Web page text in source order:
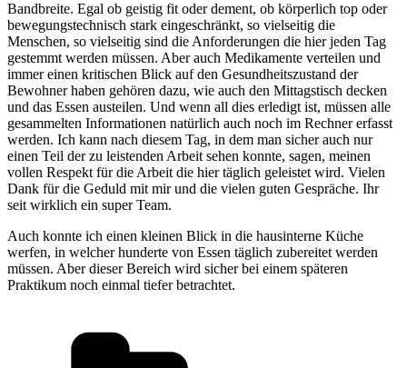
Bandbreite. Egal ob geistig fit oder dement, ob körperlich top oder
bewegungstechnisch stark eingeschränkt, so vielseitig die
Menschen, so vielseitig sind die Anforderungen die hier jeden Tag
gestemmt werden müssen. Aber auch Medikamente verteilen und
immer einen kritischen Blick auf den Gesundheitszustand der
Bewohner haben gehören dazu, wie auch den Mittagstisch decken
und das Essen austeilen. Und wenn all dies erledigt ist, müssen alle
gesammelten Informationen natürlich auch noch im Rechner erfasst
werden. Ich kann nach diesem Tag, in dem man sicher auch nur
einen Teil der zu leistenden Arbeit sehen konnte, sagen, meinen
vollen Respekt für die Arbeit die hier täglich geleistet wird. Vielen
Dank für die Geduld mit mir und die vielen guten Gespräche. Ihr
seit wirklich ein super Team.
Auch konnte ich einen kleinen Blick in die hausinterne Küche
werfen, in welcher hunderte von Essen täglich zubereitet werden
müssen. Aber dieser Bereich wird sicher bei einem späteren
Praktikum noch einmal tiefer betrachtet.